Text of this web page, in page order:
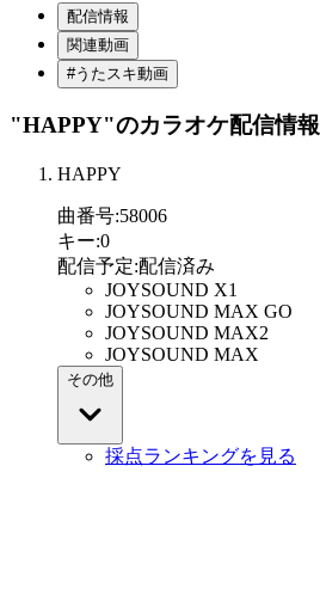
配信情報
関連動画
#うたスキ動画
"HAPPY"のカラオケ配信情報
HAPPY
曲番号:58006
キー:0
配信予定:配信済み
JOYSOUND X1
JOYSOUND MAX GO
JOYSOUND MAX2
JOYSOUND MAX
その他
採点ランキングを見る